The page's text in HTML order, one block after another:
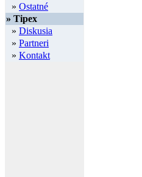
» Ostatné
» Tipex
» Diskusia
» Partneri
» Kontakt